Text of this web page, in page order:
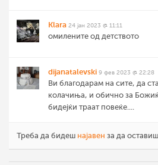
Klara 24 јан 2023 @ 11:11
омилените од детството
dijanatalevski 9 фев 2023 @ 22:28
Ви благодарам на сите, да
колачиња, и обично за
бидејќи траат повеќе....
Треба да бидеш најавен за да